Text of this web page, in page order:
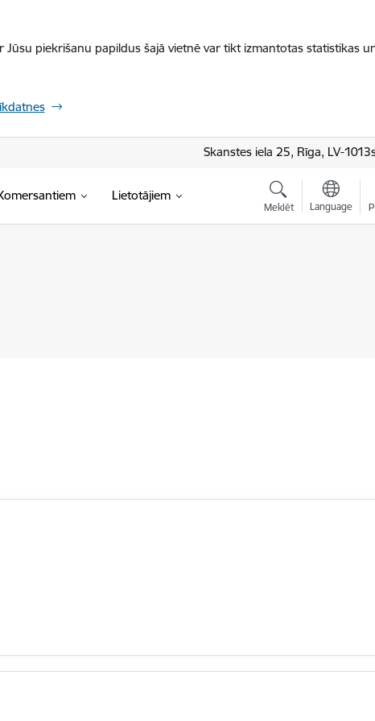
piekrišanu papildus šajā vietnē var tikt izmantotas statistikas
Skanstes iela 25, Rīga, LV-1013
Lietotājiem
Meklēt Language